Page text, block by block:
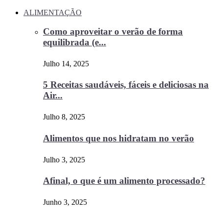
ALIMENTAÇÃO
Como aproveitar o verão de forma
equilibrada (e...
Julho 14, 2025
5 Receitas saudáveis, fáceis e deliciosas na
Air...
Julho 8, 2025
Alimentos que nos hidratam no verão
Julho 3, 2025
Afinal, o que é um alimento processado?
Junho 3, 2025